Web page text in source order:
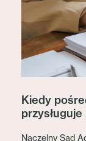
Kiedy
Naczelny Sąd